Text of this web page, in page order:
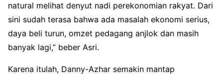
natural melihat denyut nadi perekonomian rakyat. Dari
sini sudah terasa bahwa ada masalah ekonomi serius,
daya beli turun, omzet pedagang anjlok dan masih
banyak lagi,” beber Asri.
Karena itulah, Danny-Azhar semakin mantap